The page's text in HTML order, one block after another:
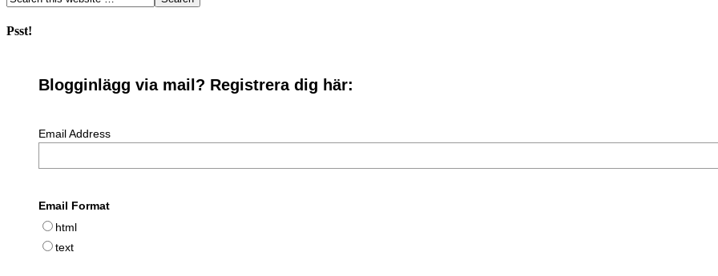
Psst!
Blogginlägg via mail? Registrera dig här:
Email Address
Email Format
html
text